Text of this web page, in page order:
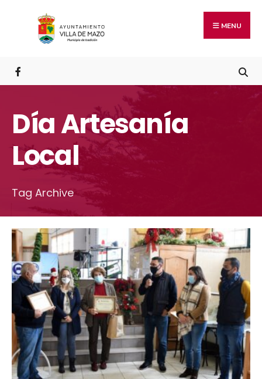
MENU
Día Artesanía
Local
Tag Archive